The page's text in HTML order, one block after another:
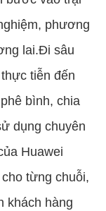
phương
lai.Đi sâu
tiễn đến
bình, chia
dụng chuyên
Huawei
từng chuỗi,
khách hàng